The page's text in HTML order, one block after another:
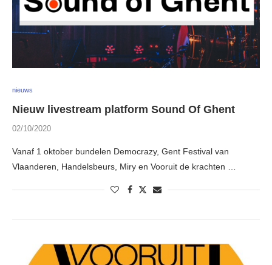
nieuws
Nieuw livestream platform Sound Of Ghent
02/10/2020
Vanaf 1 oktober bundelen Democrazy, Gent Festival van
Vlaanderen, Handelsbeurs, Miry en Vooruit de krachten …